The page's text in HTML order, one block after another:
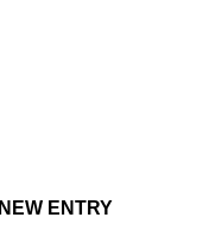
NEW ENTRY